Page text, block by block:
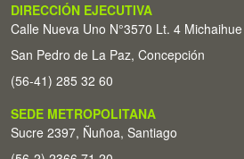
DIRECCIÓN EJECUTIVA
Calle Nueva Uno N°3570 Lt. 4
San Pedro de La Paz, Concepción
(56-41) 285 32 60
SEDE METROPOLITANA
Sucre 2397, Ñuñoa, Santiago